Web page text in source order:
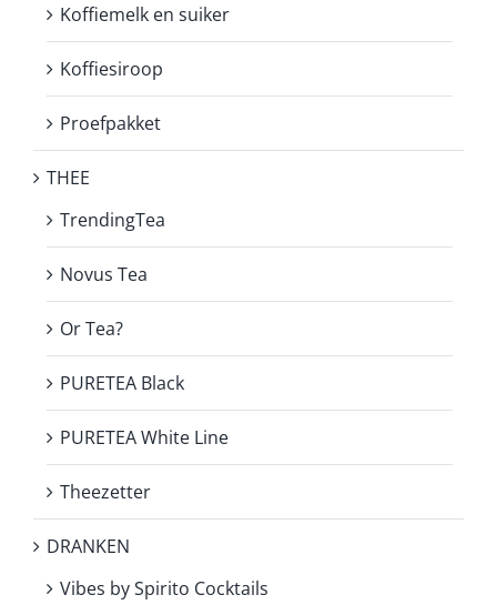
Koffiemelk en suiker
Koffiesiroop
Proefpakket
THEE
TrendingTea
Novus Tea
Or Tea?
PURETEA Black
PURETEA White Line
Theezetter
DRANKEN
Vibes by Spirito Cocktails